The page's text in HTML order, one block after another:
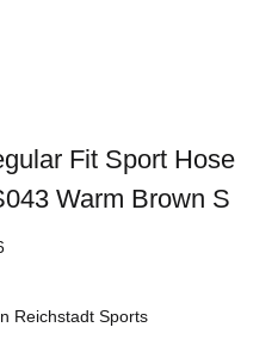
Fit Sport Hose
Warm Brown S
Reichstadt Sports